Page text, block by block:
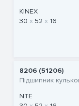
KINEX
30
52 16
8206 (51206)
Підшипник
NTE